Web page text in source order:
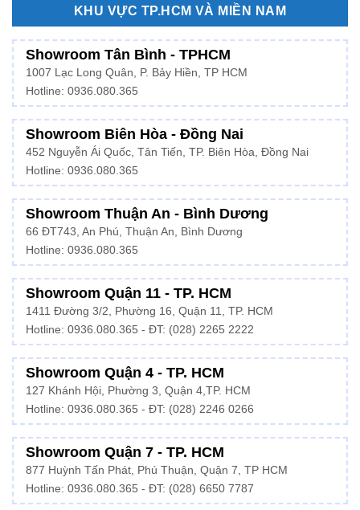
KHU VỰC TP.HCM VÀ MIỀN NAM
Showroom Tân Bình - TPHCM
1007 Lạc Long Quân, P. Bảy Hiền, TP HCM
Hotline: 0936.080.365
Showroom Biên Hòa - Đồng Nai
452 Nguyễn Ái Quốc, Tân Tiến, TP. Biên Hòa, Đồng Nai
Hotline: 0936.080.365
Showroom Thuận An - Bình Dương
66 ĐT743, An Phú, Thuận An, Bình Dương
Hotline: 0936.080.365
Showroom Quận 11 - TP. HCM
1411 Đường 3/2, Phường 16, Quận 11, TP. HCM
Hotline: 0936.080.365 - ĐT: (028) 2265 2222
Showroom Quận 4 - TP. HCM
127 Khánh Hội, Phường 3, Quận 4,TP. HCM
Hotline: 0936.080.365 - ĐT: (028) 2246 0266
Showroom Quận 7 - TP. HCM
877 Huỳnh Tấn Phát, Phú Thuận, Quận 7, TP HCM
Hotline: 0936.080.365 - ĐT: (028) 6650 7787